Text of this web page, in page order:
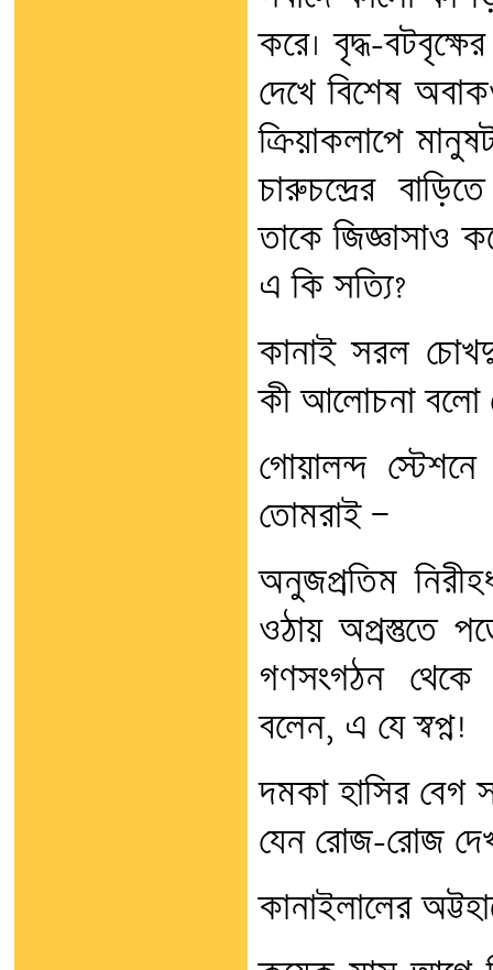
করে। বৃদ্ধ-
দেখে বিশেষ
ক্রিয়াকলাপে
চারুচন্দ্রের
তাকে জিজ্ঞাসাও
এ কি সত্যি?
কানাই সরল
কী আলোচনা বলো
গোয়ালন্দ স্টেশনে
তোমরাই —
অনুজপ্রতিম
ওঠায় অপ্রস্তুতে
গণসংগঠন থেকে
বলেন, এ যে স্বপ্ন!
দমকা হাসির বেগ
যেন রোজ-রোজ
কানাইলালের